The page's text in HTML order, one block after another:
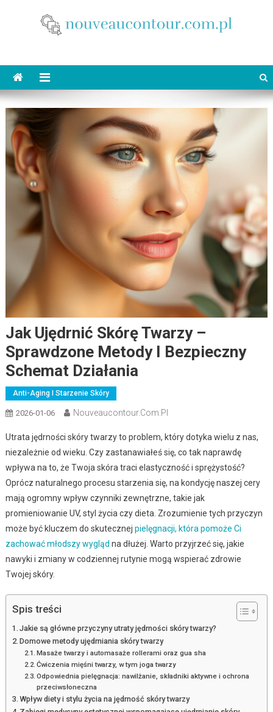
Jak Ujędrnić Skórę Twarzy –
Sprawdzone Metody I Bezpieczny
Schemat Działania
Anti-Aging I Starzenie Skóry
2026-01-06 Nouveaucontour.com.pl
Utrata jędrności skóry twarzy to problem, który dotyka wielu z nas,
niezależnie od wieku. Czy zastanawiałeś się, co tak naprawdę
wpływa na to, że Twoja skóra traci elastyczność i sprężystość?
Oprócz naturalnego procesu starzenia się, na kondycję naszej cery
mają ogromny wpływ czynniki zewnętrzne, takie jak
promieniowanie UV, styl życia czy dieta. Zrozumienie tych przyczyn
może być kluczem do skutecznej pielęgnacji, która pomoże Ci
zachować młodszy wygląd na dłużej. Warto przyjrzeć się, jakie
nawyki i zmiany w codziennej rutynie mogą wspierać zdrowie
Twojej skóry.
Spis treści
Jakie są główne przyczyny utraty jędrności skóry twarzy?
Domowe metody ujędrniania skóry twarzy
Masaże twarzy i automasaże rollerami oraz gua sha
Ćwiczenia mięśni twarzy, w tym joga twarzy
Odpowiednia pielęgnacja: nawilżanie, składniki aktywne i ochrona
przeciwsłoneczna
Wpływ diety i stylu życia na jędrność skóry twarzy